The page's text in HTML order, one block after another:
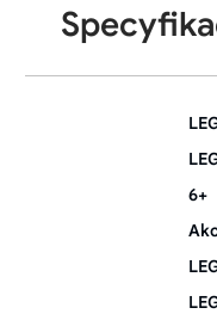
6+